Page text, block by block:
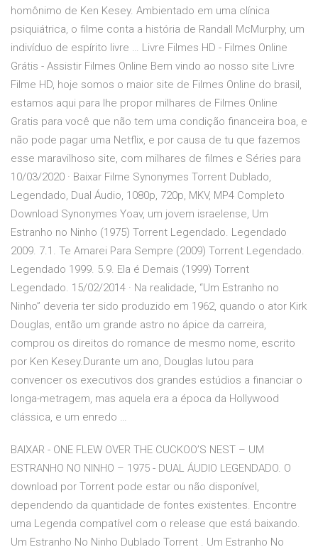
homônimo de Ken Kesey. Ambientado em uma clínica
psiquiátrica, o filme conta a história de Randall McMurphy, um
indivíduo de espírito livre … Livre Filmes HD - Filmes Online
Grátis - Assistir Filmes Online Bem vindo ao nosso site Livre
Filme HD, hoje somos o maior site de Filmes Online do brasil,
estamos aqui para lhe propor milhares de Filmes Online
Gratis para você que não tem uma condição financeira boa, e
não pode pagar uma Netflix, e por causa de tu que fazemos
esse maravilhoso site, com milhares de filmes e Séries para
10/03/2020 · Baixar Filme Synonymes Torrent Dublado,
Legendado, Dual Áudio, 1080p, 720p, MKV, MP4 Completo
Download Synonymes Yoav, um jovem israelense, Um
Estranho no Ninho (1975) Torrent Legendado. Legendado
2009. 7.1. Te Amarei Para Sempre (2009) Torrent Legendado.
Legendado 1999. 5.9. Ela é Demais (1999) Torrent
Legendado. 15/02/2014 · Na realidade, “Um Estranho no
Ninho” deveria ter sido produzido em 1962, quando o ator Kirk
Douglas, então um grande astro no ápice da carreira,
comprou os direitos do romance de mesmo nome, escrito
por Ken Kesey.Durante um ano, Douglas lutou para
convencer os executivos dos grandes estúdios a financiar o
longa-metragem, mas aquela era a época da Hollywood
clássica, e um enredo …
BAIXAR - ONE FLEW OVER THE CUCKOO’S NEST – UM
ESTRANHO NO NINHO – 1975 - DUAL ÁUDIO LEGENDADO. O
download por Torrent pode estar ou não disponível,
dependendo da quantidade de fontes existentes. Encontre
uma Legenda compatível com o release que está baixando.
Um Estranho No Ninho Dublado Torrent . Um Estranho No